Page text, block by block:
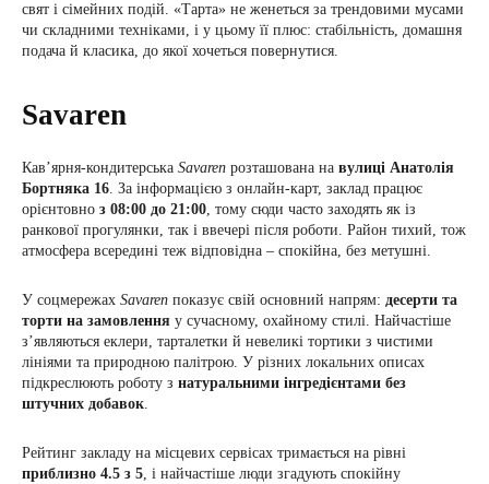
свят і сімейних подій. «Тарта» не женеться за трендовими мусами
чи складними техніками, і у цьому її плюс: стабільність, домашня
подача й класика, до якої хочеться повернутися.
Savaren
Кав’ярня-кондитерська Savaren розташована на вулиці Анатолія
Бортняка 16. За інформацією з онлайн-карт, заклад працює
орієнтовно з 08:00 до 21:00, тому сюди часто заходять як із
ранкової прогулянки, так і ввечері після роботи. Район тихий, тож
атмосфера всередині теж відповідна – спокійна, без метушні.
У соцмережах Savaren показує свій основний напрям: десерти та
торти на замовлення у сучасному, охайному стилі. Найчастіше
з’являються еклери, тарталетки й невеликі тортики з чистими
лініями та природною палітрою. У різних локальних описах
підкреслюють роботу з натуральними інгредієнтами без
штучних добавок.
Рейтинг закладу на місцевих сервісах тримається на рівні
приблизно 4.5 з 5, і найчастіше люди згадують спокійну